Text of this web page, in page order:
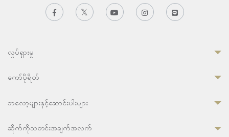
လှုပ်ရှားမှု
ကော်ပိုရိတ်
ဘလော့များနှင့်ဆောင်းပါးများ
ဆိုက်ကိုသတင်းအချက်အလက်